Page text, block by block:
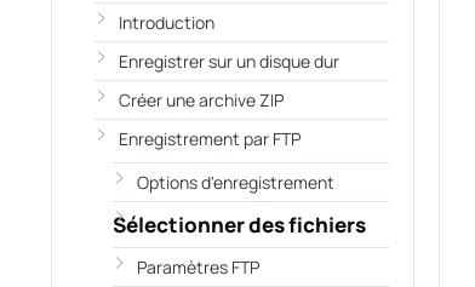
Introduction
Enregistrer sur un disque dur
Créer une archive ZIP
Enregistrement par FTP
Options d'enregistrement
Sélectionner des fichiers
Paramètres FTP